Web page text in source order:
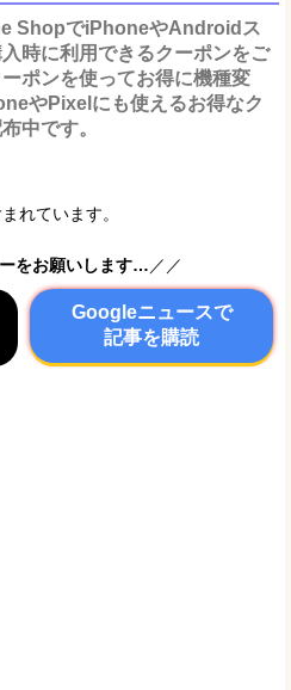
ShopでiPhoneやAndroidス
時に利用できるクーポンをご
ポンを使ってお得に機種変
やPixelにも使えるお得なク
中です。
れています。
をお願いします… ／／
Googleニュースで
記事を購読